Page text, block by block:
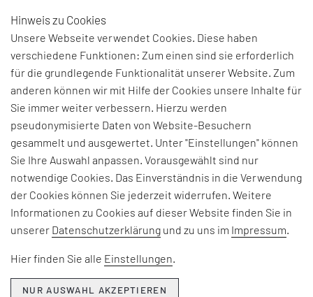
BEGRIFFSERKLÄRUNG:
TRAIN-THE-TRAINER
Der Begriff "Train-the-Trainer" steht für ein
Schulungskonzept. Hierbei werden eine Person
oder Personen, die als Trainer fungieren sollen, in
Trainingstechniken, -methoden und -fähigkeiten
geschult. Somit sollen die Trainer ihr Wissen und
ihre Fähigkeiten effektiv an andere weitergeben
können. Während des Train-the-Trainer-
Prozesses erlernen die Teilnehmer nicht nur die
Hinweis zu Cookies
Unsere Webseite verwendet Cookies. Diese haben
verschiedene Funktionen: Zum einen sind sie erforderlich
für die grundlegende Funktionalität unserer Website. Zum
anderen können wir mit Hilfe der Cookies unsere Inhalte für
Sie immer weiter verbessern. Hierzu werden
pseudonymisierte Daten von Website-Besuchern
gesammelt und ausgewertet. Unter "Einstellungen" können
Sie Ihre Auswahl anpassen. Vorausgewählt sind nur
notwendige Cookies. Das Einverständnis in die Verwendung
der Cookies können Sie jederzeit widerrufen. Weitere
Informationen zu Cookies auf dieser Website finden Sie in
unserer Datenschutzerklärung und zu uns im Impressum.
Hier finden Sie alle Einstellungen.
NUR AUSWAHL AKZEPTIEREN